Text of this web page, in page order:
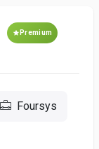
Premium
Foursys